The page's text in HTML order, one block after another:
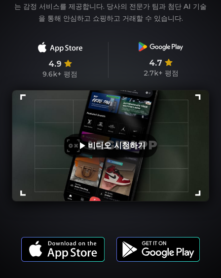
는 감정 서비스를 제공합니다. 당사의 전문가 팀과 첨단 AI 기술
을 통해 안심하고 쇼핑하고 거래할 수 있습니다.
4.9
9.6k+ 평점
4.7
2.7k+ 평점
비디오 시청하기